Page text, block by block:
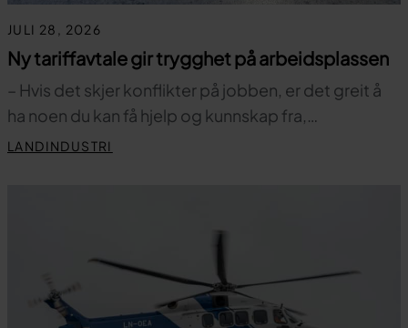
JULI 28, 2026
Ny tariffavtale gir trygghet på arbeidsplassen
– Hvis det skjer konflikter på jobben, er det greit å
ha noen du kan få hjelp og kunnskap fra,…
LANDINDUSTRI